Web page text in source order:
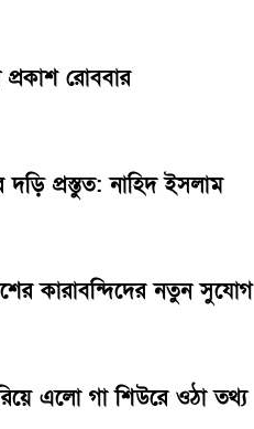
প্রকাশ রোববার
প্রস্তুত: নাহিদ ইসলাম
কারাবন্দিদের নতুন সুযোগ
এলো গা শিউরে ওঠা তথ্য